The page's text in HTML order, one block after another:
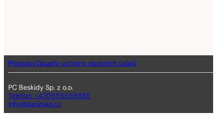
PředpisyZásady ochrany osobních údajů
PC Beskidy Sp. z o.o.
Telefon: +420555558888
info@parizske.cz